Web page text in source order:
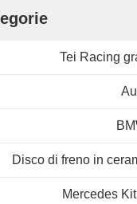
manica
Certificato
Tei Racing
Disco di freno in
Mercedes